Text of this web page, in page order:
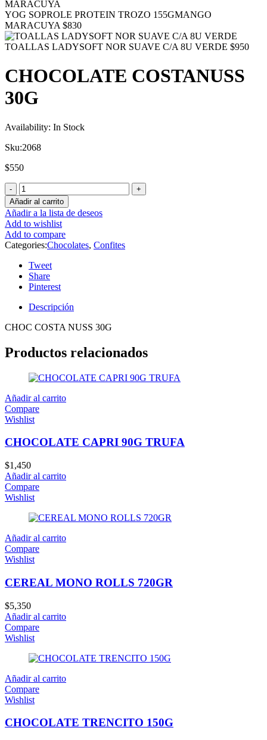
YOG SOPROLE PROTEIN TROZO 155GMANGO
MARACUYA $830
TOALLAS LADYSOFT NOR SUAVE C/A 8U VERDE $950
CHOCOLATE COSTANUSS
30G
Availability: In Stock
Sku:2068
$550
Añadir al carrito
Añadir a la lista de deseos
Add to wishlist
Add to compare
Categories:Chocolates, Confites
Tweet
Share
Pinterest
Descripción
CHOC COSTA NUSS 30G
Productos relacionados
Añadir al carrito
Compare
Wishlist
CHOCOLATE CAPRI 90G TRUFA
$1,450
Añadir al carrito
Compare
Wishlist
Añadir al carrito
Compare
Wishlist
CEREAL MONO ROLLS 720GR
$5,350
Añadir al carrito
Compare
Wishlist
Añadir al carrito
Compare
Wishlist
CHOCOLATE TRENCITO 150G